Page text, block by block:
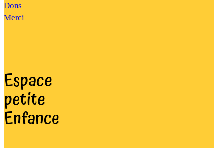
Dons
Merci
Espace
petite
Enfance